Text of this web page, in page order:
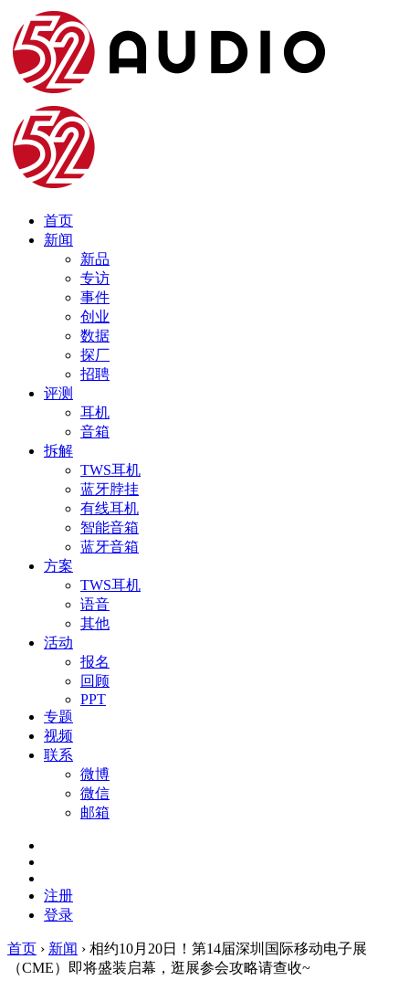
首页
新闻
新品
专访
事件
创业
数据
探厂
招聘
评测
耳机
音箱
拆解
TWS耳机
蓝牙脖挂
有线耳机
智能音箱
蓝牙音箱
方案
TWS耳机
语音
其他
活动
报名
回顾
PPT
专题
视频
联系
微博
微信
邮箱
注册
登录
首页 › 新闻 › 相约10月20日！第14届深圳国际移动电子展
（CME）即将盛装启幕，逛展参会攻略请查收~